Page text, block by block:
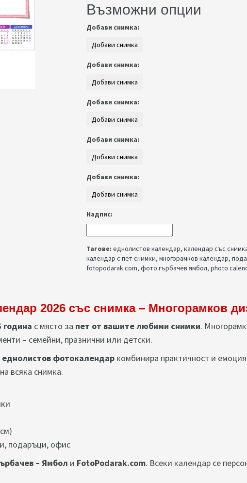
Възможни опции
Добави снимка:
Добави снимка:
Добави снимка:
Добави снимка:
Добави снимка:
Надпис:
Тагове: еднолистов календар, календар със
календар с пет снимки, многорамков календар,
fotopodarak.com, фото гърбачев ямбол, photo
2026 със снимка – Многорамков
година с място за пет от вашите любими снимки.
– семейни, празнични или детски.
еднолистов фотокалендар комбинира практичност и
всяка снимка.
подаръци, офис
– Ямбол и FotoPodarak.com. Всеки календар се